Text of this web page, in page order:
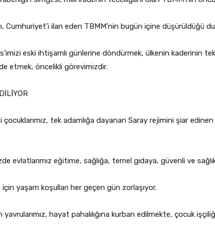
Cumhuriyet’i ilan eden TBMM’nin bugün içine düşürüldüğü
eski ihtişamlı günlerine döndürmek, ülkenin kaderinin
etmek, öncelikli görevimizdir.
tek adamlığa dayanan Saray rejimini şiar edinen
evlatlarımız eğitime, sağlığa, temel gıdaya, güvenli ve
yaşam koşulları her geçen gün zorlaşıyor.
hayat pahalılığına kurban edilmekte, çocuk